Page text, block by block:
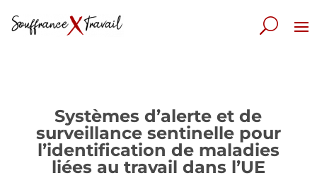
Systèmes d’alerte et de
surveillance sentinelle pour
l’identification de maladies
liées au travail dans l’UE